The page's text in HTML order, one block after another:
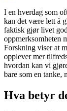
I en hverdag som
kan det være lett å
faktisk gjør livet
oppmerksomheten
Forskning viser at
opplever mer
hvordan kan vi
bare som en tanke,
Hva betyr